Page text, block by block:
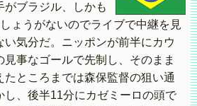
ブラジル、しかも
ょうがないのでライブで中継を見
い気分だ。ニッポンが前半にカウ
見事なゴールで先制し、そのまま
たところまでは森保監督の狙い通
し、後半11分にカゼミーロの頭で